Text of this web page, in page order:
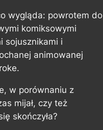
wygląda: powrotem do
komiksowymi
sojusznikami i
animowanej
w porównaniu z
mijał, czy też
skończyła?